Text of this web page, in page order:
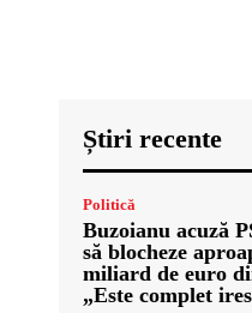
Știri recente
Politică
Buzoianu acuză
să blocheze
miliard de euro
„Este complet